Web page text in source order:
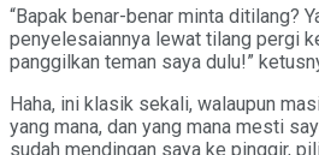
“Bapak benar-benar minta ditilang?
penyelesaiannya lewat tilang pergi
panggilkan teman saya dulu!”
Haha, ini klasik sekali, walaupun
yang mana, dan yang mana mesti
sudah mendingan saya ke pinggir,